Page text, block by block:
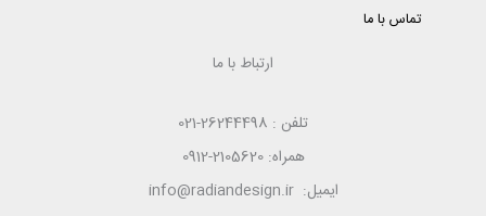
تماس با ما
ارتباط با ما
تلفن : 26244498-021
همراه: 2105620-0912
ایمیل: info@radiandesign.ir